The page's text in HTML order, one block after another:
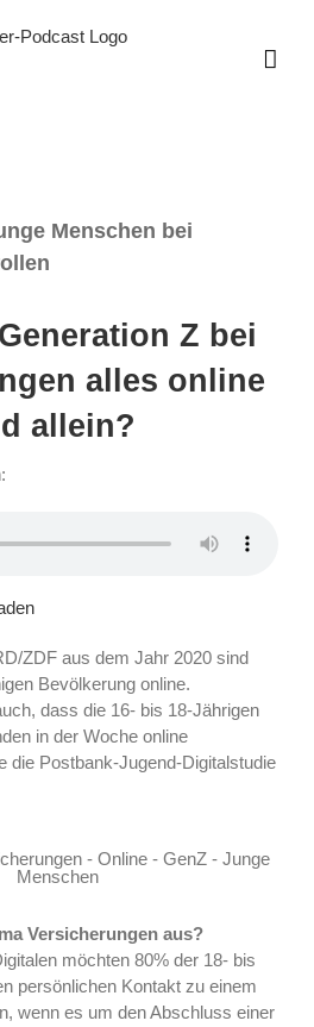
Menschen bei
Z bei
alles online
allein?
ZDF aus dem Jahr 2020 sind
Bevölkerung online.
dass die 16- bis 18-Jährigen
in der Woche online
die Postbank-Jugend-Digitalstudie
Versicherungen aus?
möchten 80% der 18- bis
persönlichen Kontakt zu einem
wenn es um den Abschluss einer